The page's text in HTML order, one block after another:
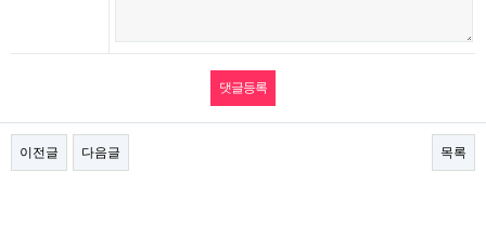
이전글 다음글 목록